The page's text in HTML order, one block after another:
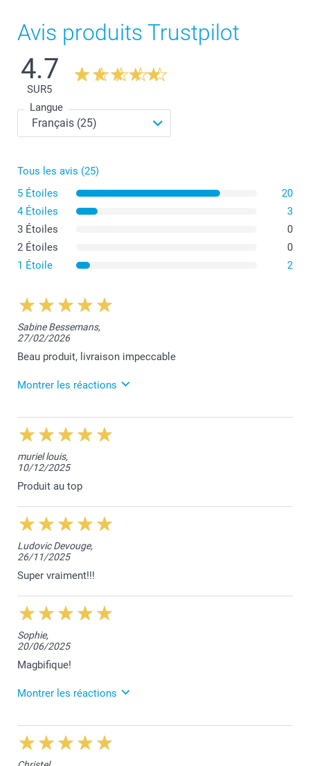
Avis produits Trustpilot
4.7
SUR5
Langue
Tous les avis (25)
5 Étoiles
20
4 Étoiles
3
3 Étoiles
0
2 Étoiles
0
1 Étoile
2
Sabine Bessemans,
27/02/2026
Beau produit, livraison impeccable
Montrer les réactions
3/03/2026
09:55
Votre commentaire nous fait très plaisir, merci
beaucoup Sabine. Nous sommes enchantés que
notre travail réponde à vos attentes.
À votre service,
Laila@Smartphoto
muriel louis,
10/12/2025
Produit au top
Ludovic Devouge,
26/11/2025
Super vraiment!!!
Sophie,
20/06/2025
Magbifique!
Montrer les réactions
23/06/2025
13:30
Bonjour Sophie,